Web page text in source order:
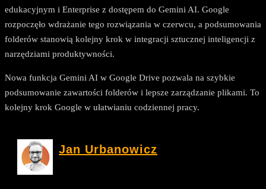
edukacyjnym i Enterprise z dostępem do Gemini AI. Google
rozpoczęło wdrażanie tego rozwiązania w czerwcu, a podsumowania
folderów stanowią kolejny krok w integracji sztucznej inteligencji z
narzędziami produktywności.
Nowa funkcja Gemini AI w Google Drive pozwala na szybkie
podsumowanie zawartości folderów i lepsze zarządzanie plikami. To
kolejny krok Google w ułatwianiu codziennej pracy.
Jan Urbanowicz